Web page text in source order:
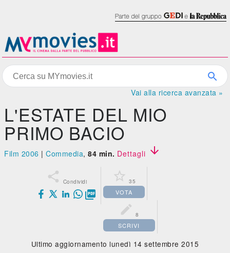
Vai alla ricerca avanzata »
L'ESTATE DEL MIO
PRIMO BACIO
Film 2006 |Commedia,84 min. Dettagli 
 Condividi

 35
VOTA
 8
SCRIVI
Ultimo aggiornamento lunedì 14 settembre 2015